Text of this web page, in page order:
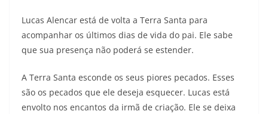
Lucas Alencar está de volta a Terra Santa para
acompanhar os últimos dias de vida do pai. Ele sabe
que sua presença não poderá se estender.
A Terra Santa esconde os seus piores pecados. Esses
são os pecados que ele deseja esquecer. Lucas está
envolto nos encantos da irmã de criação. Ele se deixa